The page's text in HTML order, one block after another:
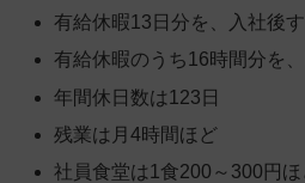
有給休暇13日分を、入社後
有給休暇のうち16時間分を
年間休日数は123日
残業は月4時間ほど
社員食堂は1食200～300円